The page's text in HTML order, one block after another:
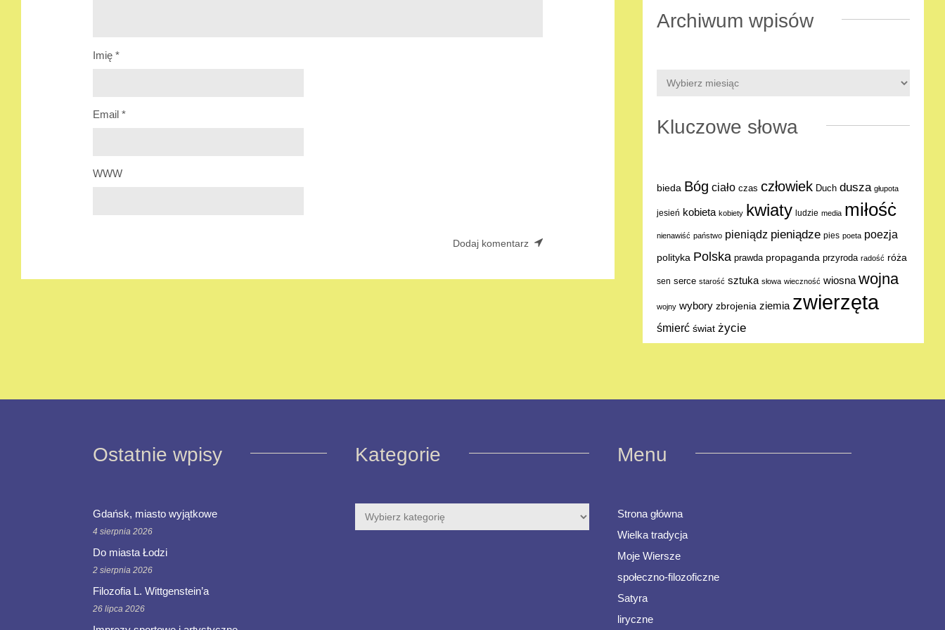
Imię *
Email *
WWW
Archiwum wpisów
Kluczowe słowa
bieda Bóg ciało czas człowiek Duch dusza głupota
jesień kobieta kobiety kwiaty ludzie media miłośċ
nienawiść państwo pieniądz pieniądze pies poeta poezja
polityka Polska prawda propaganda przyroda radość róża
sen serce starość sztuka słowa wieczność wiosna wojna
wojny wybory zbrojenia ziemia zwierzęta
śmierć świat życie
Ostatnie wpisy
Gdańsk, miasto wyjątkowe
4 sierpnia 2026
Do miasta Łodzi
2 sierpnia 2026
Filozofia L. Wittgenstein’a
26 lipca 2026
Kategorie Menu
Strona główna
Wielka tradycja
Moje Wiersze
społeczno-filozoficzne
Satyra
liryczne